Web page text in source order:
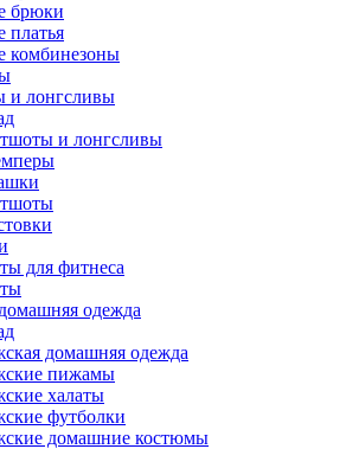
брюки
платья
комбинезоны
и лонгсливы
и лонгсливы
для фитнеса
одежда
домашняя одежда
пижамы
халаты
футболки
домашние костюмы